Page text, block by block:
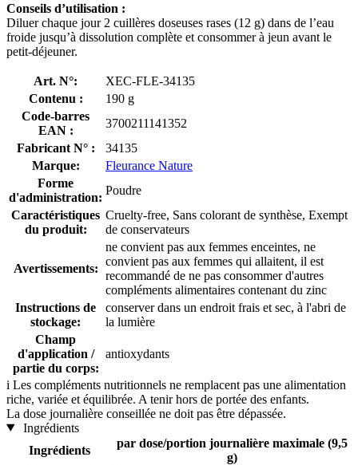
Conseils d’utilisation :
Diluer chaque jour 2 cuillères doseuses rases (12 g) dans de l’eau
froide jusqu’à dissolution complète et consommer à jeun avant le
petit-déjeuner.
Art. N°:
XEC-FLE-34135
Contenu :
190 g
Code-barres
EAN :
3700211141352
Fabricant N° :
34135
Marque:
Fleurance Nature
Forme
d'administration:
Poudre
Caractéristiques
du produit:
Cruelty-free, Sans colorant de synthèse, Exempt
de conservateurs
Avertissements:
ne convient pas aux femmes enceintes, ne
convient pas aux femmes qui allaitent, il est
recommandé de ne pas consommer d'autres
compléments alimentaires contenant du zinc
Instructions de
stockage:
conserver dans un endroit frais et sec, à l'abri de
la lumière
Champ
d'application /
partie du corps:
antioxydants
i Les compléments nutritionnels ne remplacent pas une alimentation
riche, variée et équilibrée. A tenir hors de portée des enfants.
La dose journalière conseillée ne doit pas être dépassée.
Ingrédients
Ingrédients
par dose/portion journalière maximale (9,5
g)